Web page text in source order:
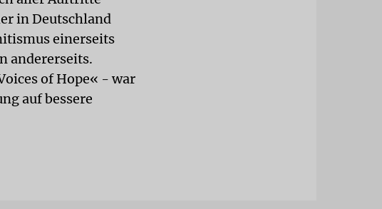
in Deutschland
einerseits
andererseits.
of Hope« - war
auf bessere